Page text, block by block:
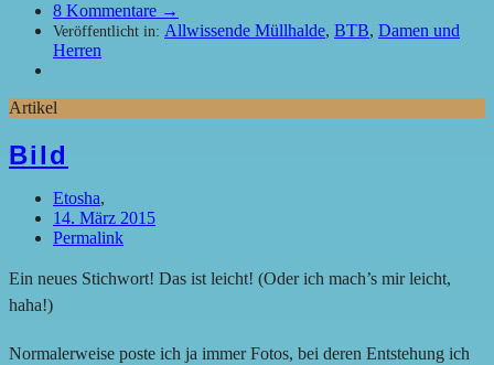
8 Kommentare →
Veröffentlicht in: Allwissende Müllhalde, BTB, Damen und
Herren
Artikel
Bild
Etosha,
14. März 2015
Permalink
Ein neues Stichwort! Das ist leicht! (Oder ich mach’s mir leicht,
haha!)
Normalerweise poste ich ja immer Fotos, bei deren Entstehung ich